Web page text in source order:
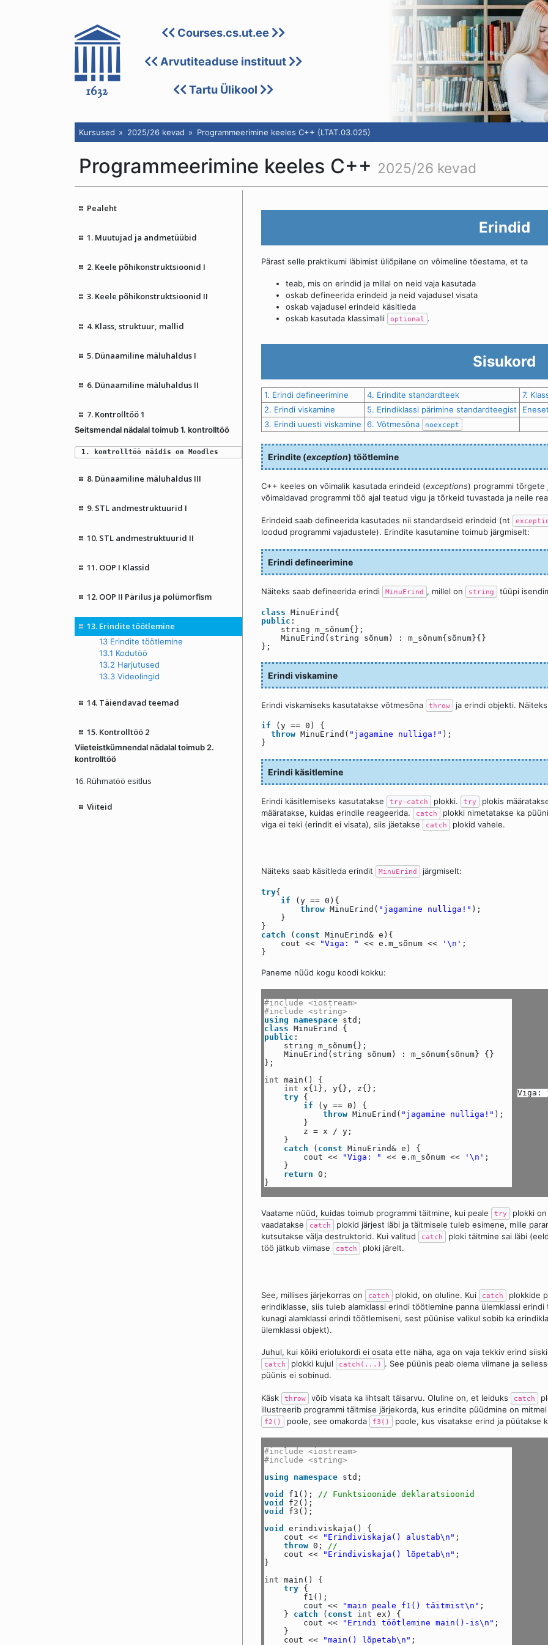
Courses.cs.ut.ee
Arvutiteaduse instituut
Tartu Ülikool
Kursused 2025/26 kevad Programmeerimine keeles C++ (LTAT.03.025)
Programmeerimine keeles C++ 2025/26 kevad
Pealeht
1. Muutujad ja andmetüübid
2. Keele põhikonstruktsioonid I
3. Keele põhikonstruktsioonid II
4. Klass, struktuur, mallid
5. Dünaamiline mäluhaldus I
6. Dünaamiline mäluhaldus II
7. Kontrolltöö 1
Seitsmendal nädalal toimub 1. kontrolltöö
1. kontrolltöö näidis on Moodles
8. Dünaamiline mäluhaldus III
9. STL andmestruktuurid I
10. STL andmestruktuurid II
11. OOP I Klassid
12. OOP II Pärilus ja polümorfism
13. Erindite töötlemine
13 Erindite töötlemine
13.1 Kodutöö
13.2 Harjutused
13.3 Videolingid
14. Täiendavad teemad
15. Kontrolltöö 2
Viieteistkümnendal nädalal toimub 2.
kontrolltöö
16. Rühmatöö esitlus
Viiteid
Erindid
Pärast selle praktikumi läbimist üliõpilane on võimeline tõestama, et ta
teab, mis on erindid ja millal on neid vaja kasutada
oskab defineerida erindeid ja neid vajadusel visata
oskab vajadusel erindeid käsitleda
oskab kasutada klassimalli
optional .
Sisukord
1. Erindi defineerimine 4. Erindite standardteek 7.
2. Erindi viskamine 5. Erindiklassi pärimine standardteegist
3. Erindi uuesti viskamine
6. Võtmesõna noexcept
Erindite (exception) töötlemine
C++ keeles on võimalik kasutada erindeid (exceptions) programmi tõrgete
võimaldavad programmi töö ajal teatud vigu ja tõrkeid tuvastada ja neile
Erindeid saab defineerida kasutades nii standardseid erindeid (nt
loodud programmi vajadustele). Erindite kasutamine toimub järgmiselt:
Erindi defineerimine
Näiteks saab defineerida erindi MinuErind , millel on string tüüpi
class MinuErind{
public :
string m_sõnum{};
MinuErind(string sõnum) : m_sõnum{sõnum}{}
};
Erindi viskamine
Erindi viskamiseks kasutatakse võtmesõna throw ja erindi objekti.
if
(y == 0) {
throw MinuErind( "jagamine nulliga!" );
}
Erindi käsitlemine
Erindi käsitlemiseks kasutatakse try-catch plokki. try plokis
määratakse, kuidas erindile reageerida.
catch plokki nimetatakse ka
viga ei teki (erindit ei visata), siis jäetakse
catch plokid vahele.
Näiteks saab käsitleda erindit MinuErind järgmiselt:
try{
if
(y == 0){
throw MinuErind( "jagamine nulliga!" );
}
}
catch
( const MinuErind& e){
cout <<
"Viga: " << e.m_sõnum << '\n' ;
}
Paneme nüüd kogu koodi kokku:
#include <iostream>
#include <string>
using
namespace std;
class MinuErind {
public :
string m_sõnum{};
MinuErind(string sõnum) : m_sõnum{sõnum} {}
};
int main() {
int x{1}, y{}, z{};
try {
if
(y == 0) {
throw MinuErind( "jagamine nulliga!" );
}
z = x / y;
}
catch
( const MinuErind& e) {
cout <<
"Viga: " << e.m_sõnum << '\n' ;
}
return 0;
}
Viga:
Vaatame nüüd, kuidas toimub programmi täitmine, kui peale try plokki
vaadatakse
catch plokid järjest läbi ja täitmisele tuleb esimene, mille
kutsutakse välja destruktorid. Kui valitud
catch
ploki täitmine sai läbi
töö jätkub viimase
catch ploki järelt.
See, millises järjekorras on catch plokid, on oluline. Kui catch
plokkide
erindiklasse, siis tuleb alamklassi erindi töötlemine panna ülemklassi
kunagi alamklassi erindi töötlemiseni, sest püünise valikul sobib ka
ülemklassi objekt).
Juhul, kui kõiki eriolukordi ei osata ette näha, aga on vaja tekkiv erind
catch plokki kujul catch(...) . See püünis peab olema viimane ja
püünis ei sobinud.
Käsk throw võib visata ka lihtsalt täisarvu. Oluline on, et leiduks catch
illustreerib programmi täitmise järjekorda, kus erindite püüdmine on
f2() poole, see omakorda f3() poole, kus visatakse erind ja püütakse
#include <iostream>
#include <string>
using
namespace std;
void
f1();
// Funktsioonide deklaratsioonid
void
f2();
void
f3();
void
erindiviskaja() {
cout <<
"Erindiviskaja() alustab\n" ;
throw 0;
//
cout <<
"Erindiviskaja() lõpetab\n" ;
}
int main() {
try {
f1();
cout <<
"main peale f1() täitmist\n" ;
} catch ( const int ex) {
cout <<
"Erindi töötlemine main()-is\n" ;
}
cout <<
"main() lõpetab\n" ;